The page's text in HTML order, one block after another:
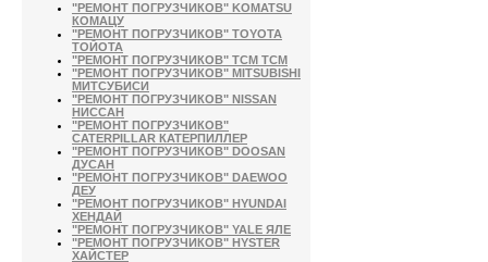
"РЕМОНТ ПОГРУЗЧИКОВ" KOMATSU
КОМАЦУ
"РЕМОНТ ПОГРУЗЧИКОВ" TOYOTA
ТОЙОТА
"РЕМОНТ ПОГРУЗЧИКОВ" TCM ТСМ
"РЕМОНТ ПОГРУЗЧИКОВ" MITSUBISHI
МИТСУБИСИ
"РЕМОНТ ПОГРУЗЧИКОВ" NISSAN
НИССАН
"РЕМОНТ ПОГРУЗЧИКОВ"
CATERPILLAR КАТЕРПИЛЛЕР
"РЕМОНТ ПОГРУЗЧИКОВ" DOOSAN
ДУСАН
"РЕМОНТ ПОГРУЗЧИКОВ" DAEWOO
ДЕУ
"РЕМОНТ ПОГРУЗЧИКОВ" HYUNDAI
ХЕНДАЙ
"РЕМОНТ ПОГРУЗЧИКОВ" YALE ЯЛЕ
"РЕМОНТ ПОГРУЗЧИКОВ" HYSTER
ХАЙСТЕР